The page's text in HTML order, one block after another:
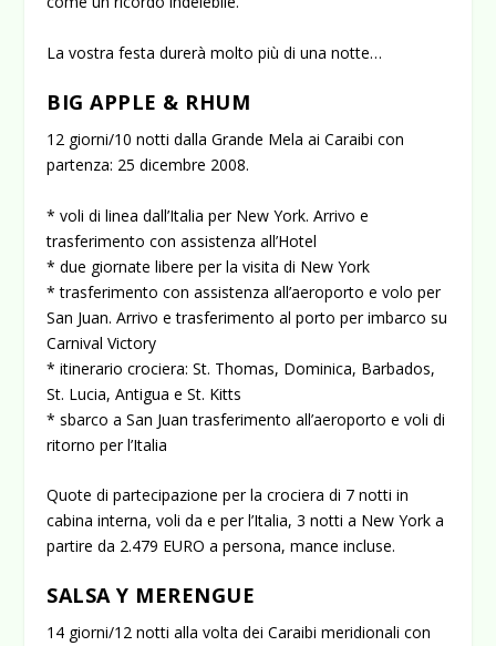
La vostra festa durerà molto più di una notte…
BIG APPLE & RHUM
12 giorni/10 notti dalla Grande Mela ai Caraibi con
partenza: 25 dicembre 2008.
* voli di linea dall’Italia per New York. Arrivo e
trasferimento con assistenza all’Hotel
* due giornate libere per la visita di New York
* trasferimento con assistenza all’aeroporto e volo per
San Juan. Arrivo e trasferimento al porto per imbarco su
Carnival Victory
* itinerario crociera: St. Thomas, Dominica, Barbados,
St. Lucia, Antigua e St. Kitts
* sbarco a San Juan trasferimento all’aeroporto e voli di
ritorno per l’Italia
Quote di partecipazione per la crociera di 7 notti in
cabina interna, voli da e per l’Italia, 3 notti a New York a
partire da 2.479 EURO a persona, mance incluse.
SALSA Y MERENGUE
14 giorni/12 notti alla volta dei Caraibi meridionali con